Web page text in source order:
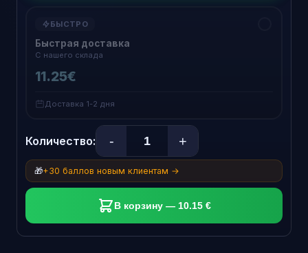
БЫСТРО
Быстрая доставка
С нашего склада
11.25€
Доставка 1-2 дня
Количество: - +
🎁+30 баллов новым клиентам →
В корзину — 10.15 €